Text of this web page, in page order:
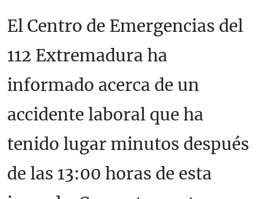
El Centro de Emergencias del
112 Extremadura ha
informado acerca de un
accidente laboral que ha
tenido lugar minutos después
de las 13:00 horas de esta